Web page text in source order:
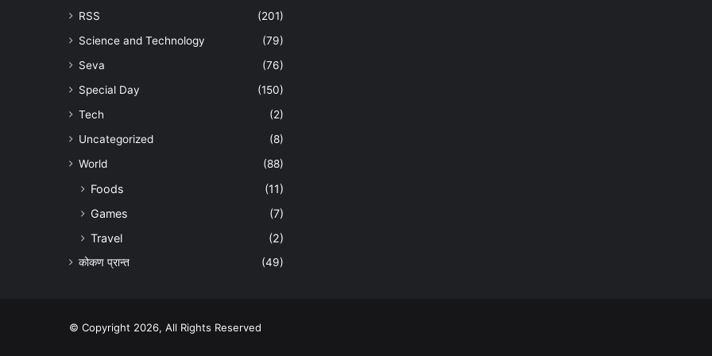
RSS
(201)
Science and Technology
(79)
Seva
(76)
Special Day
(150)
Tech
(2)
Uncategorized
(8)
World
(88)
Foods
(11)
Games
(7)
Travel
(2)
कोकण प्रान्त (49)
© Copyright 2026, All Rights Reserved